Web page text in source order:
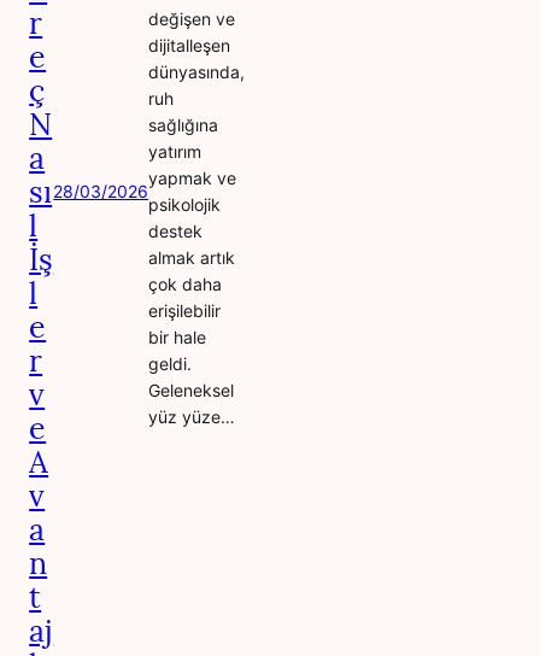
r
e
ç
N
a
sı
l
İş
l
e
r
v
e
A
v
a
n
t
aj
28/03/2026
değişen ve
dijitalleşen
dünyasında,
ruh
sağlığına
yatırım
yapmak ve
psikolojik
destek
almak artık
çok daha
erişilebilir
bir hale
geldi.
Geleneksel
yüz yüze…